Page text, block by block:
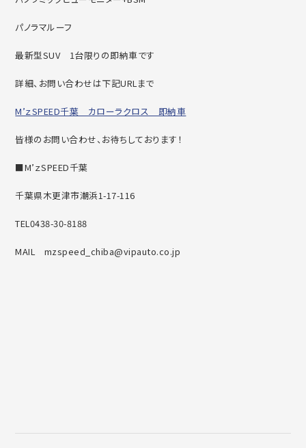
パノラマルーフ
最新型SUV 1台限りの即納車です
詳細、お問い合わせは下記URLまで
M’ｚSPEED千葉 カローラクロス 即納車
皆様のお問い合わせ、お待ちしております！
■M’ｚSPEED千葉
千葉県木更津市潮浜1-17-116
TEL0438-30-8188
MAIL mzspeed_chiba@vipauto.co.jp